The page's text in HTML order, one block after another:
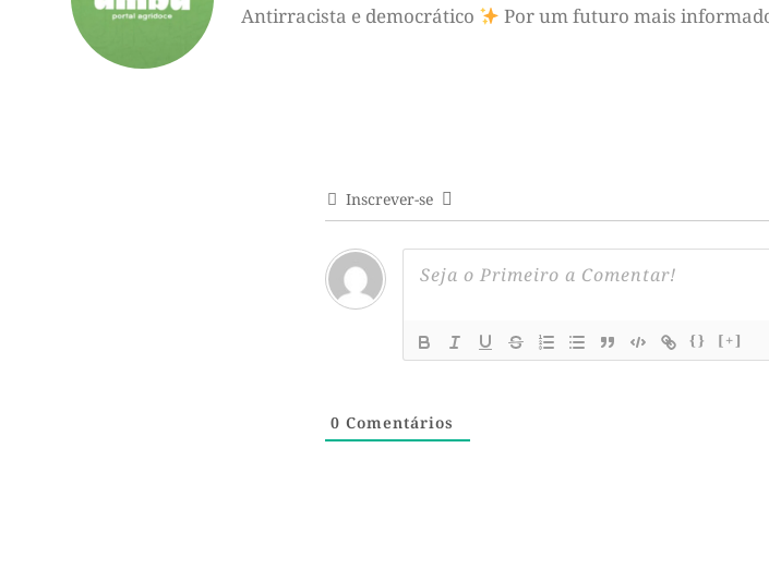
Antirracista e democrático Por um futuro mais
Inscrever-se
{} [+]
0 Comentários